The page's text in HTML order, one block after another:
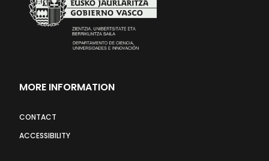
MORE INFORMATION
CONTACT
ACCESSIBILITY